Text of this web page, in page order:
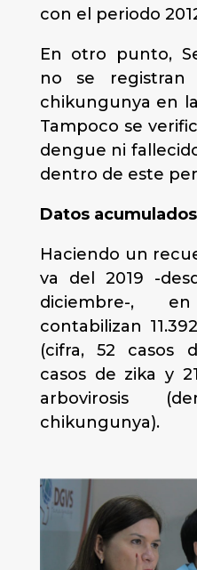
con el periodo
En otro punto,
no se
chikungunya en
Tampoco se
dengue ni
dentro de este
Datos acumulados
Haciendo un
va del 2019 -
diciembre-,
contabilizan
(cifra, 52 casos
casos de zika y
arbovirosis
chikungunya).